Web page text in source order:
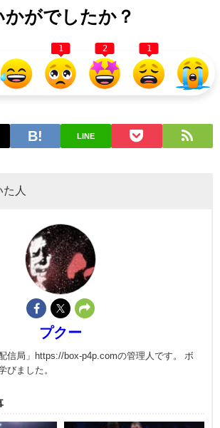
かがでしたか？
1 2 1
LINE
人
プクー
信局」https://box-p4p.comの管理人です。 ボ
びました。